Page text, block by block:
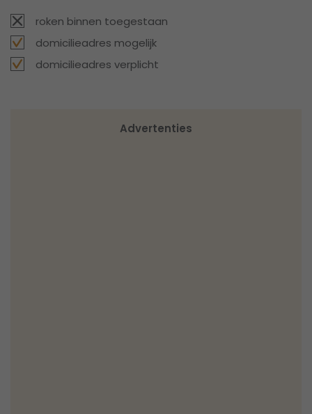
roken binnen toegestaan
domicilieadres mogelijk
domicilieadres verplicht
Advertenties